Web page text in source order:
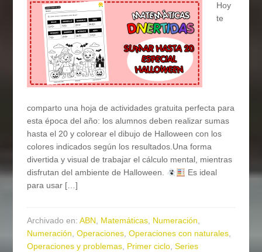
Hoy
te
comparto una hoja de actividades gratuita perfecta para
esta época del año: los alumnos deben realizar sumas
hasta el 20 y colorear el dibujo de Halloween con los
colores indicados según los resultados.Una forma
divertida y visual de trabajar el cálculo mental, mientras
disfrutan del ambiente de Halloween.
Es ideal
para usar […]
Archivado en:ABN, Matemáticas, Numeración,
Numeración,Operaciones,Operaciones con naturales,
Operaciones y problemas, Primer ciclo,Series